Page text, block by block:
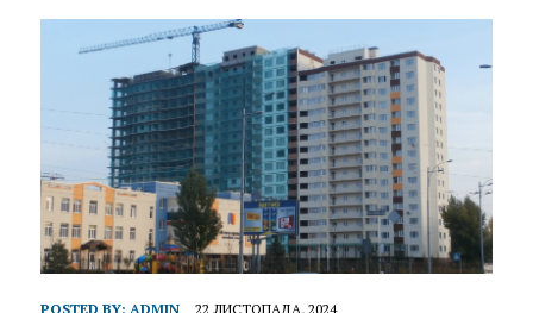
POSTED BY: ADMIN 22 ЛИСТОПАДА, 2024